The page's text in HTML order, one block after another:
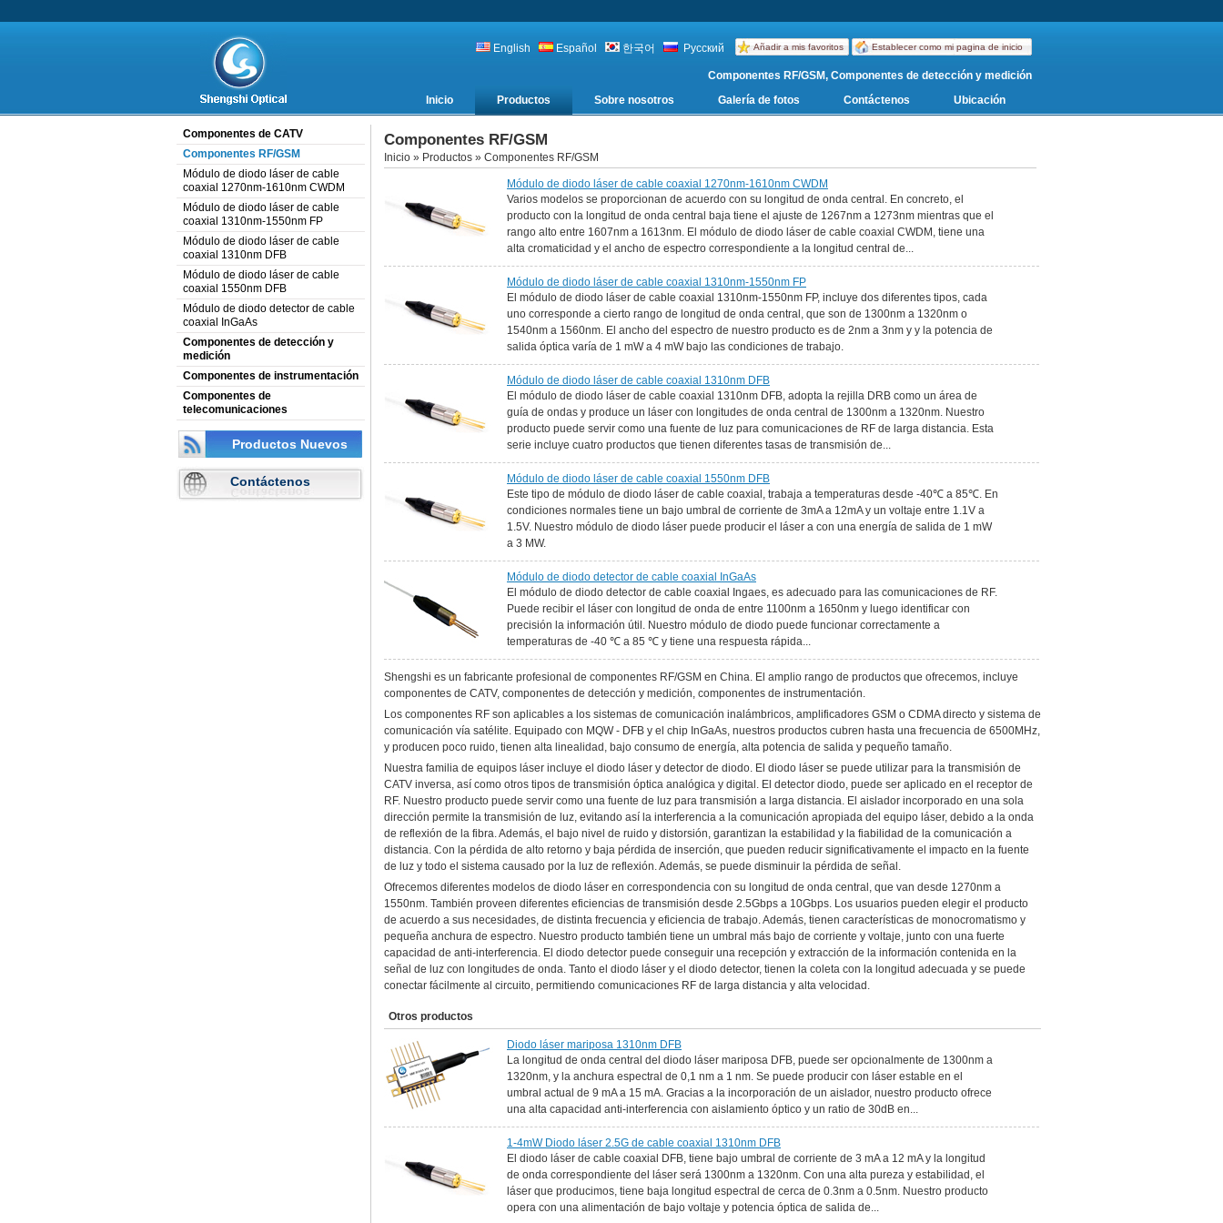
Establecer como mi pagina de inicio
Añadir a mis favoritos
English Español 한국어 Русский
Componentes RF/GSM, Componentes de detección y medición
Inicio
Productos Sobre nosotros Galería de fotos Contáctenos Ubicación
Componentes de CATV
Componentes RF/GSM
Módulo de diodo láser de cable
coaxial 1270nm-1610nm CWDM
Módulo de diodo láser de cable
coaxial 1310nm-1550nm FP
Módulo de diodo láser de cable
coaxial 1310nm DFB
Módulo de diodo láser de cable
coaxial 1550nm DFB
Módulo de diodo detector de cable
coaxial InGaAs
Componentes de detección y
medición
Componentes de instrumentación
Componentes de
telecomunicaciones
Productos Nuevos
Contáctenos
Componentes RF/GSM
Inicio » Productos » Componentes RF/GSM
Módulo de diodo láser de cable coaxial 1270nm-1610nm CWDM
Varios modelos se proporcionan de acuerdo con su longitud de onda central. En concreto, el
producto con la longitud de onda central baja tiene el ajuste de 1267nm a 1273nm mientras que el
rango alto entre 1607nm a 1613nm. El módulo de diodo láser de cable coaxial CWDM, tiene una
alta cromaticidad y el ancho de espectro correspondiente a la longitud central de...
Módulo de diodo láser de cable coaxial 1310nm-1550nm FP
El módulo de diodo láser de cable coaxial 1310nm-1550nm FP, incluye dos diferentes tipos, cada
uno corresponde a cierto rango de longitud de onda central, que son de 1300nm a 1320nm o
1540nm a 1560nm. El ancho del espectro de nuestro producto es de 2nm a 3nm y y la potencia de
salida óptica varía de 1 mW a 4 mW bajo las condiciones de trabajo.
Módulo de diodo láser de cable coaxial 1310nm DFB
El módulo de diodo láser de cable coaxial 1310nm DFB, adopta la rejilla DRB como un área de
guía de ondas y produce un láser con longitudes de onda central de 1300nm a 1320nm. Nuestro
producto puede servir como una fuente de luz para comunicaciones de RF de larga distancia. Esta
serie incluye cuatro productos que tienen diferentes tasas de transmisión de...
Módulo de diodo láser de cable coaxial 1550nm DFB
Este tipo de módulo de diodo láser de cable coaxial, trabaja a temperaturas desde -40℃ a 85℃. En
condiciones normales tiene un bajo umbral de corriente de 3mA a 12mA y un voltaje entre 1.1V a
1.5V. Nuestro módulo de diodo láser puede producir el láser a con una energía de salida de 1 mW
a 3 MW.
Módulo de diodo detector de cable coaxial InGaAs
El módulo de diodo detector de cable coaxial Ingaes, es adecuado para las comunicaciones de RF.
Puede recibir el láser con longitud de onda de entre 1100nm a 1650nm y luego identificar con
precisión la información útil. Nuestro módulo de diodo puede funcionar correctamente a
temperaturas de -40 ℃ a 85 ℃ y tiene una respuesta rápida...
Shengshi es un fabricante profesional de componentes RF/GSM en China. El amplio rango de productos que ofrecemos, incluye
componentes de CATV, componentes de detección y medición, componentes de instrumentación.
Los componentes RF son aplicables a los sistemas de comunicación inalámbricos, amplificadores GSM o CDMA directo y sistema de
comunicación vía satélite. Equipado con MQW - DFB y el chip InGaAs, nuestros productos cubren hasta una frecuencia de 6500MHz,
y producen poco ruido, tienen alta linealidad, bajo consumo de energía, alta potencia de salida y pequeño tamaño.
Nuestra familia de equipos láser incluye el diodo láser y detector de diodo. El diodo láser se puede utilizar para la transmisión de
CATV inversa, así como otros tipos de transmisión óptica analógica y digital. El detector diodo, puede ser aplicado en el receptor de
RF. Nuestro producto puede servir como una fuente de luz para transmisión a larga distancia. El aislador incorporado en una sola
dirección permite la transmisión de luz, evitando así la interferencia a la comunicación apropiada del equipo láser, debido a la onda
de reflexión de la fibra. Además, el bajo nivel de ruido y distorsión, garantizan la estabilidad y la fiabilidad de la comunicación a
distancia. Con la pérdida de alto retorno y baja pérdida de inserción, que pueden reducir significativamente el impacto en la fuente
de luz y todo el sistema causado por la luz de reflexión. Además, se puede disminuir la pérdida de señal.
Ofrecemos diferentes modelos de diodo láser en correspondencia con su longitud de onda central, que van desde 1270nm a
1550nm. También proveen diferentes eficiencias de transmisión desde 2.5Gbps a 10Gbps. Los usuarios pueden elegir el producto
de acuerdo a sus necesidades, de distinta frecuencia y eficiencia de trabajo. Además, tienen características de monocromatismo y
pequeña anchura de espectro. Nuestro producto también tiene un umbral más bajo de corriente y voltaje, junto con una fuerte
capacidad de anti-interferencia. El diodo detector puede conseguir una recepción y extracción de la información contenida en la
señal de luz con longitudes de onda. Tanto el diodo láser y el diodo detector, tienen la coleta con la longitud adecuada y se puede
conectar fácilmente al circuito, permitiendo comunicaciones RF de larga distancia y alta velocidad.
Otros productos
Diodo láser mariposa 1310nm DFB
La longitud de onda central del diodo láser mariposa DFB, puede ser opcionalmente de 1300nm a
1320nm, y la anchura espectral de 0,1 nm a 1 nm. Se puede producir con láser estable en el
umbral actual de 9 mA a 15 mA. Gracias a la incorporación de un aislador, nuestro producto ofrece
una alta capacidad anti-interferencia con aislamiento óptico y un ratio de 30dB en...
1-4mW Diodo láser 2.5G de cable coaxial 1310nm DFB
El diodo láser de cable coaxial DFB, tiene bajo umbral de corriente de 3 mA a 12 mA y la longitud
de onda correspondiente del láser será 1300nm a 1320nm. Con una alta pureza y estabilidad, el
láser que producimos, tiene baja longitud espectral de cerca de 0.3nm a 0.5nm. Nuestro producto
opera con una alimentación de bajo voltaje y potencia óptica de salida de...